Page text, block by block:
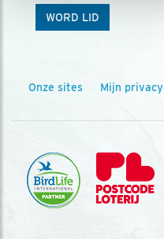
WORD LID
Onze sites Mijn privacy